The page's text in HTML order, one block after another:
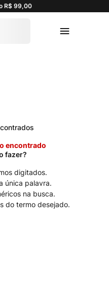
R$ 99,00
encontrado
digitados.
única palavra.
na busca.
do termo desejado.